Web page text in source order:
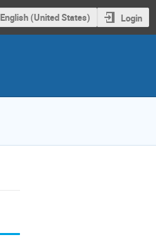
English (United States) Login